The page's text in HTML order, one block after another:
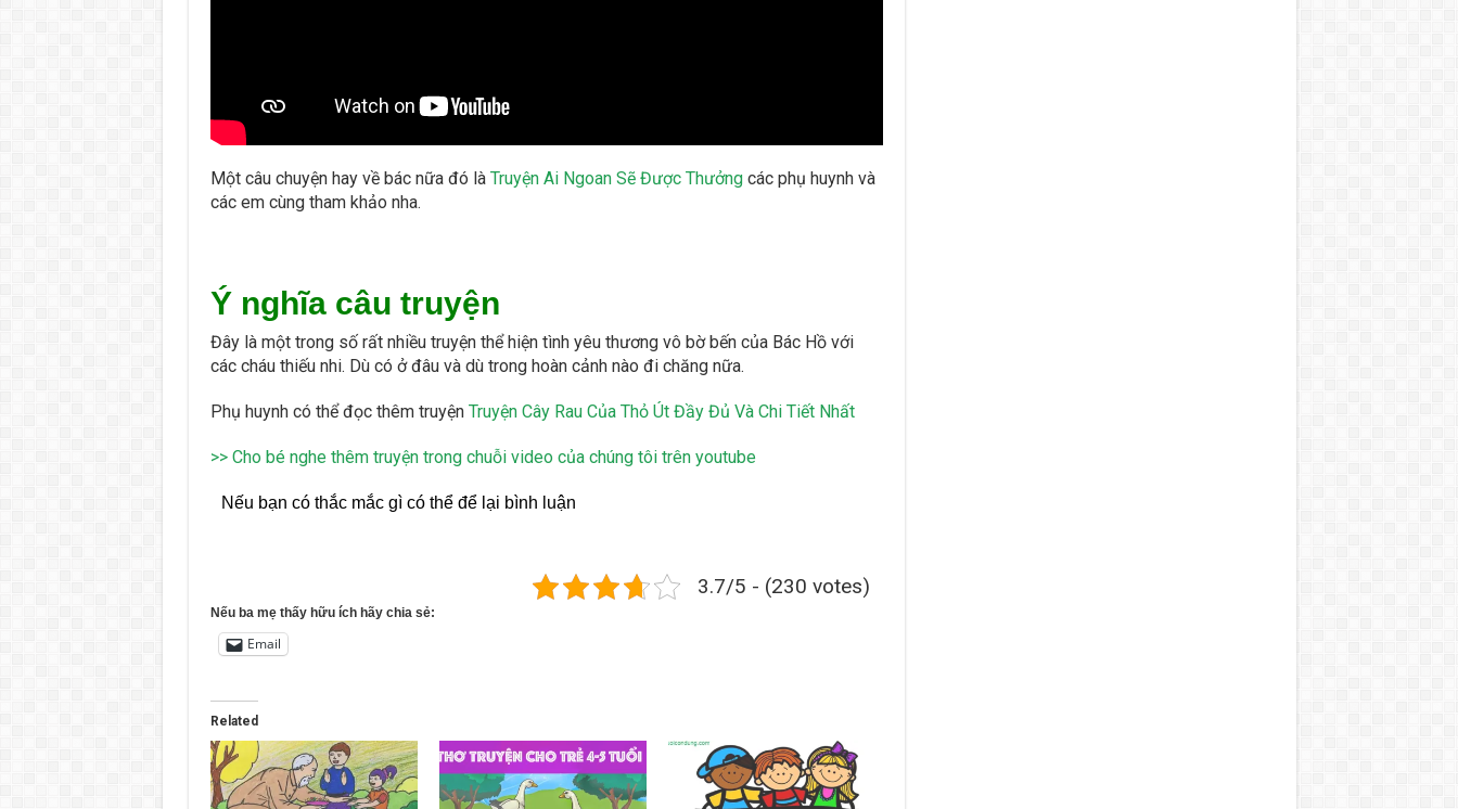
Một câu chuyện hay về bác nữa đó là Truyện Ai Ngoan Sẽ Được Thưởngcác phụ huynh và
các em cùng tham khảo nha.
Ý nghĩa câu truyện
Đây là một trong số rất nhiều truyện thể hiện tình yêu thương vô bờ bến của Bác Hồ với
các cháu thiếu nhi. Dù có ở đâu và dù trong hoàn cảnh nào đi chăng nữa.
Phụ huynh có thể đọc thêm truyệnTruyện Cây Rau Của Thỏ Út Đầy Đủ Và Chi Tiết Nhất
>> Cho bé nghe thêm truyện trong chuỗi video của chúng tôi trên youtube
Nếu bạn có thắc mắc gì có thể để lại bình luận
3.7/5 - (230 votes)
Nếu ba mẹ thấy hữu ích hãy chia sẻ:
Email
Related